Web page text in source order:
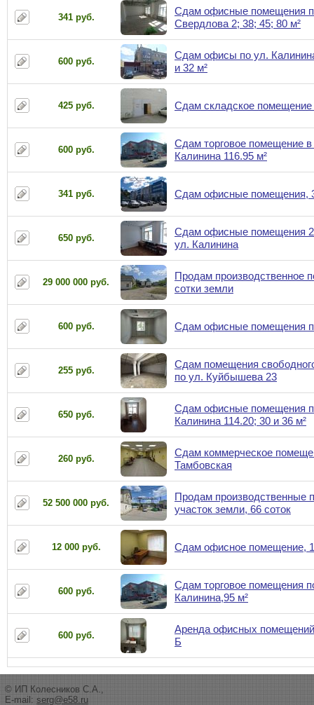
341 руб.
Сдам офисные помещения
Свердлова 2; 38; 45; 80 м²
600 руб.
Сдам офисы по ул.
и 32 м²
425 руб. Сдам складское помещение
600 руб.
Сдам торговое помещение
Калинина 116.95 м²
341 руб. Сдам офисные помещения,
650 руб.
Сдам офисные помещения
ул. Калинина
29 000 000 руб.
Продам производственное
сотки земли
600 руб. Сдам офисные помещения
255 руб.
Сдам помещения
по ул. Куйбышева 23
650 руб.
Сдам офисные помещения
Калинина 114.20; 30 и 36 м²
260 руб.
Сдам коммерческое
Тамбовская
52 500 000 руб.
Продам производственные
участок земли, 66 соток
12 000 руб. Сдам офисное помещение,
600 руб.
Сдам торговое помещения
Калинина,95 м²
600 руб.
Аренда офисных
Б
© ИП Колесников С.А.,
E-mail: serg@e58.ru